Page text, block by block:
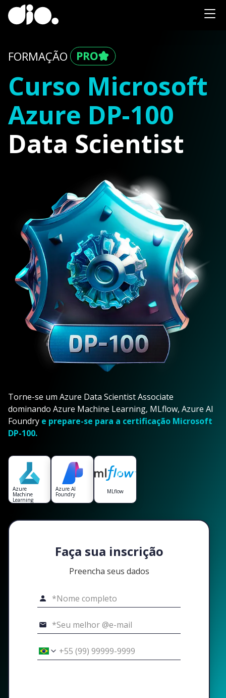
FORMAÇÃO
Curso Microsoft
Azure DP-100
Data Scientist
Torne-se um Azure Data Scientist Associate
dominando Azure Machine Learning, MLflow, Azure AI
Foundry e prepare-se para a certificação Microsoft
DP-100.
Azure
Machine
Learning
Azure AI
Foundry MLflow
Faça sua inscrição
Preencha seus dados